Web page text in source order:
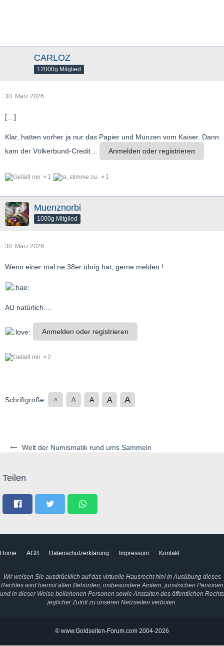
Welt der Numismatik rund ums Sammeln
CARLOZ
12000g Mitglied
30. März 2026
[…]
Klar, hatten vorher ja nur das Papier und Münzen vom Kaiser. Dann
kam der Völkerbund-Credit…
Anmelden oder registrieren
1 1
Muenznorbi
1000g Mitglied
30. März 2026
Wenn einer mal ne 38er übrig hat, gerne melden !
AU natürlich....
Anmelden oder registrieren
2
Schriftgröße: A A A A A
Teilen
Home AGB Datenschutzerklärung Impressum Kontakt
Wir weisen Sie ausdrücklich auf das virtuelle Hausrecht hin! In Ausübung dieses
Rechtes wird hiermit allen Behörden, insbesondere Ämtern, juristischen Personen
und in dieser Weise beliehenen Personen sowie Anstalten des öffentlichen Rechts
jeglicher Zutritt zu unseren Netzseiten verboten.
© www.Goldseiten-Forum.com 2004-2026